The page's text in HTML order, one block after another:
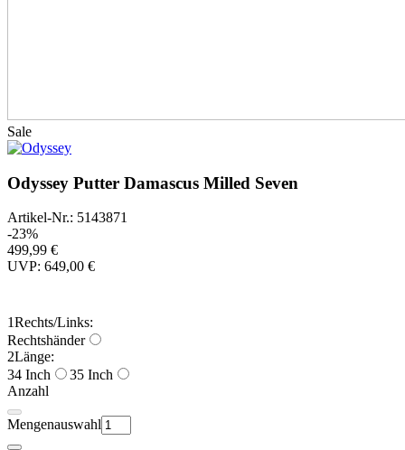
Sale
Odyssey Putter Damascus Milled Seven
Artikel-Nr.: 5143871
-23%
499,99 €
UVP: 649,00 €
1Rechts/Links:
Rechtshänder
2Länge:
34 Inch
35 Inch
Anzahl
Mengenauswahl